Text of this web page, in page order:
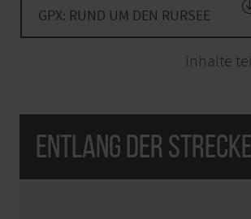
Wegen Baumaßnahmen für die
besteht eine Umleitung im Bereich
Auf Grund eines Felsabgangs ist
GPX: RUND UM DEN RURSEE
Inhalte
Entlang der Strecke